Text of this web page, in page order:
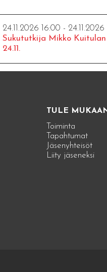
24.11.2026 16:00 - 24.11.2026
Sukututkija Mikko
24.11.
TULE
Toiminta
Tapahtumat
Jäsenyhteisöt
Liity jäseneksi